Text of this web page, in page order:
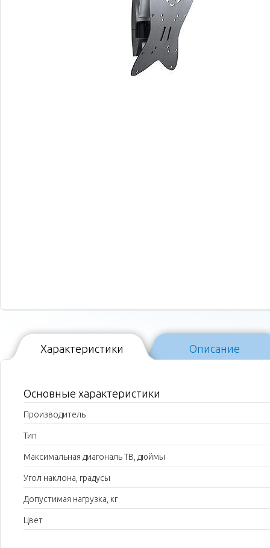
Характеристики Описание
Основные характеристики
Производитель
Тип
Максимальная диагональ ТВ, дюймы
Угол наклона, градусы
Допустимая нагрузка, кг
Цвет